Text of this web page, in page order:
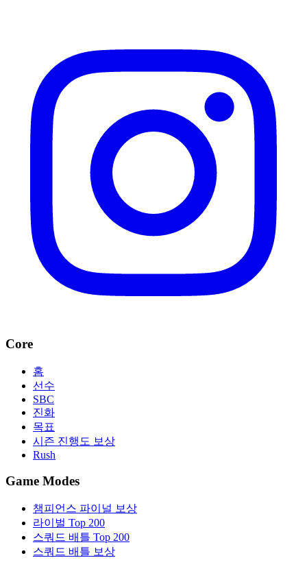
Core
홈
선수
SBC
진화
목표
시즌 진행도 보상
Rush
Game Modes
챔피언스 파이널 보상
라이벌 Top 200
스쿼드 배틀 Top 200
스쿼드 배틀 보상